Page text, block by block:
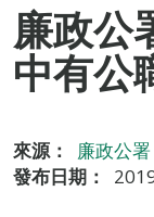
廉政公
中有公
來源：
廉政公署
發布日期：